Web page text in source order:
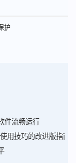
护
件流畅运行
用技巧的改进版指南